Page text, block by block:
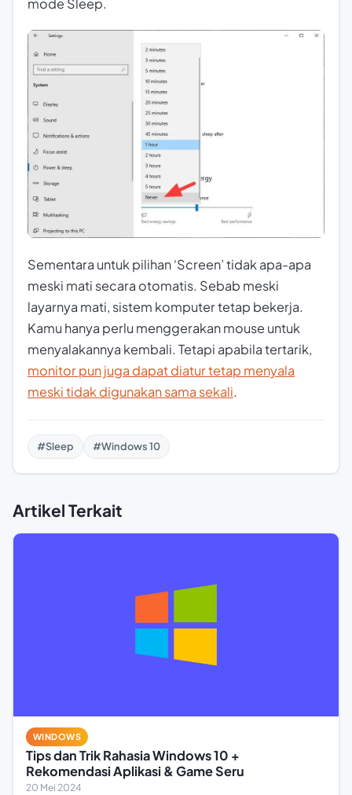
mode Sleep.
Sementara untuk pilihan ‘Screen’ tidak apa-apa
meski mati secara otomatis. Sebab meski
layarnya mati, sistem komputer tetap bekerja.
Kamu hanya perlu menggerakan mouse untuk
menyalakannya kembali. Tetapi apabila tertarik,
monitor pun juga dapat diatur tetap menyala
meski tidak digunakan sama sekali.
#Sleep #Windows 10
Artikel Terkait
WINDOWS
Tips dan Trik Rahasia Windows 10 +
Rekomendasi Aplikasi & Game Seru
20 Mei 2024